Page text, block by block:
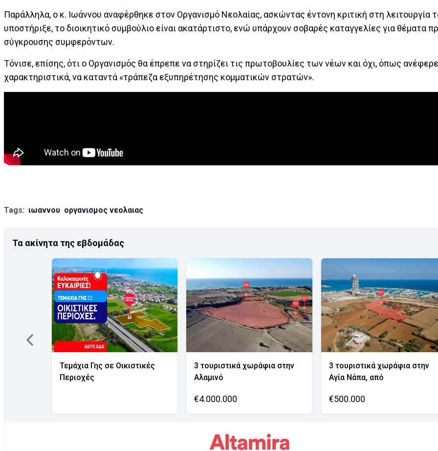
Παράλληλα, ο κ. Ιωάννου αναφέρθηκε στον Οργανισμό Νεολαίας, ασκώντας έντονη κριτική στη λειτουργία
υποστήριξε, το διοικητικό συμβούλιο είναι ακατάρτιστο, ενώ υπάρχουν σοβαρές καταγγελίες για θέματα
σύγκρουσης συμφερόντων.
Τόνισε, επίσης, ότι ο Οργανισμός θα έπρεπε να στηρίζει τις πρωτοβουλίες των νέων και όχι, όπως ανέφερε
χαρακτηριστικά, να καταντά «τράπεζα εξυπηρέτησης κομματικών στρατών».
Tags: ιωαννου οργανισμος νεολαιας
Τα ακίνητα της εβδομάδας
Τεμάχια Γης σε Οικιστικές
Περιοχές
3 τουριστικά χωράφια στην
Αλαμινό
€4.000.000
3 τουριστικά χωράφια στην
Αγία Νάπα, από
€500.000